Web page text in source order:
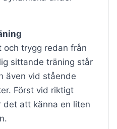
och trygg redan från
sittande träning står
även vid stående
Först vid riktigt
det att känna en liten